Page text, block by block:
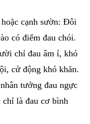
cạnh sườn: Đôi
có điểm đau chói.
chỉ đau âm ỉ, khó
cử động khó khăn.
tưởng đau ngực
chỉ là đau cơ bình